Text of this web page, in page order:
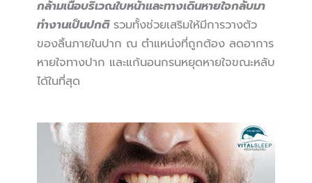
กล้ามเนื้อบริเวณใบหน้าและทางเดินหายใจกลับมา
ทำงานเป็นปกติรวมทั้งช่วยเสริมให้มีการวางตัว
ของลิ้นภายในปาก ณ ตำแหน่งที่ถูกต้อง ลดอาการ
หายใจทางปาก และแก้นอนกรนหยุดหายใจขณะหลับ
ได้ในที่สุด